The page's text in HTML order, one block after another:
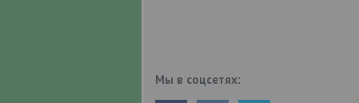
Мы в соцсетях: